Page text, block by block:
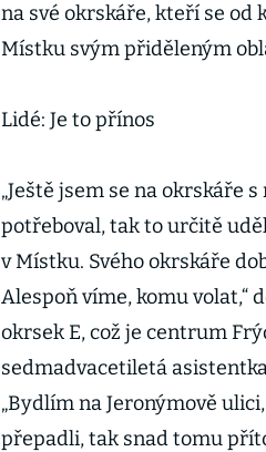
na své okrskáře, kteří se od
Místku svým přiděleným
Lidé: Je to přínos
„Ještě jsem se na okrskáře
potřeboval, tak to určitě
v Místku. Svého okrskáře
Alespoň víme, komu volat,“
okrsek E, což je centrum
sedmadvacetiletá
„Bydlím na Jeronýmově
přepadli, tak snad tomu